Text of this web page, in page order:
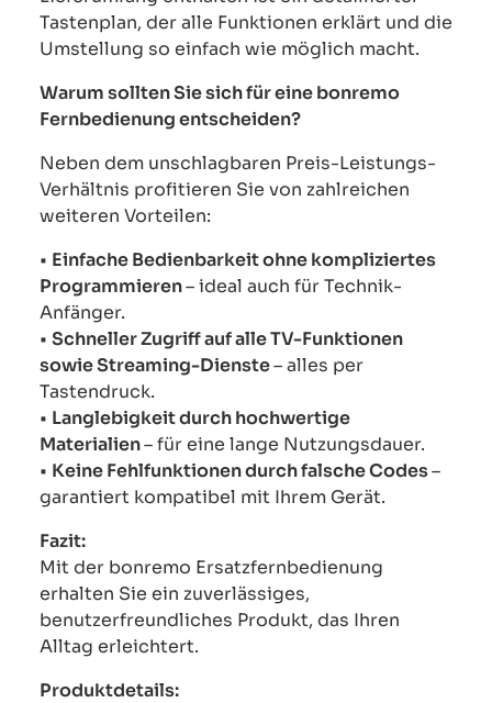
Tastenplan, der alle Funktionen erklärt und die
Umstellung so einfach wie möglich macht.
Warum sollten Sie sich für eine bonremo
Fernbedienung entscheiden?
Neben dem unschlagbaren Preis-Leistungs-
Verhältnis profitieren Sie von zahlreichen
weiteren Vorteilen:
• Einfache Bedienbarkeit ohne kompliziertes
Programmieren– ideal auch für Technik-
Anfänger.
• Schneller Zugriff auf alle TV-Funktionen
sowie Streaming-Dienste– alles per
Tastendruck.
• Langlebigkeit durch hochwertige
Materialien– für eine lange Nutzungsdauer.
• Keine Fehlfunktionen durch falsche Codes–
garantiert kompatibel mit Ihrem Gerät.
Fazit:
Mit der bonremo Ersatzfernbedienung
erhalten Sie ein zuverlässiges,
benutzerfreundliches Produkt, das Ihren
Alltag erleichtert.
Produktdetails: